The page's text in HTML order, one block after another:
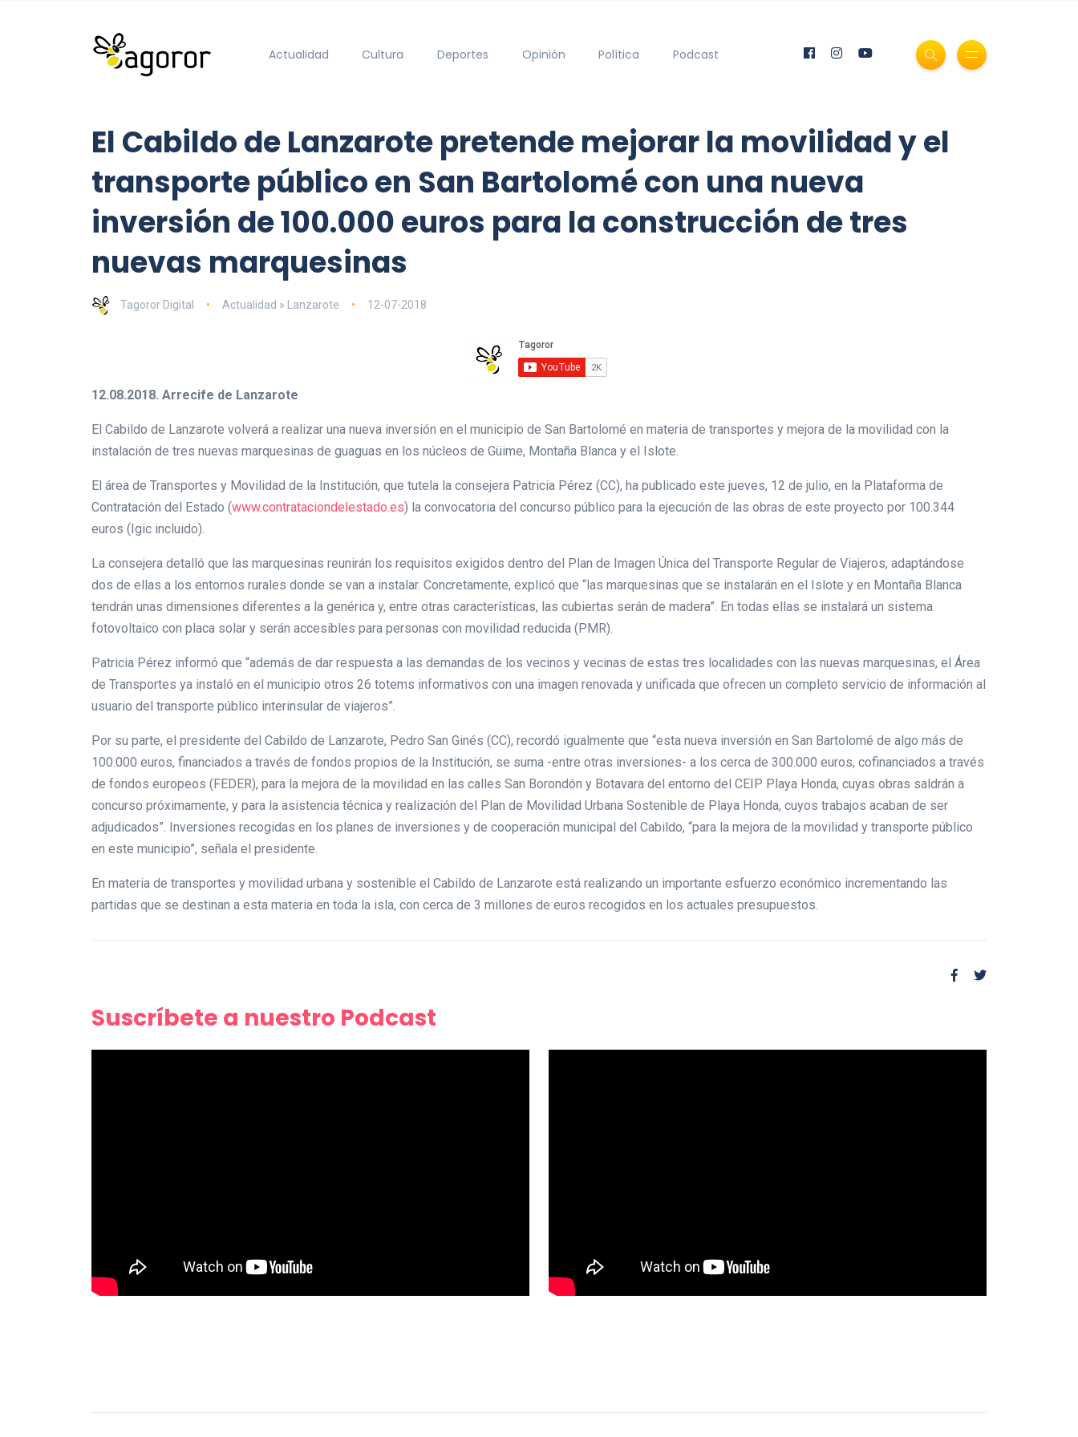
Actualidad Cultura Deportes Opinión Política Podcast
El Cabildo de Lanzarote pretende mejorar la movilidad y el
transporte público en San Bartolomé con una nueva
inversión de 100.000 euros para la construcción de tres
nuevas marquesinas
Tagoror Digital Actualidad » Lanzarote 12-07-2018
12.08.2018. Arrecife de Lanzarote
El Cabildo de Lanzarote volverá a realizar una nueva inversión en el municipio de San Bartolomé en materia de transportes y mejora de la movilidad con la
instalación de tres nuevas marquesinas de guaguas en los núcleos de Güime, Montaña Blanca y el Islote.
El área de Transportes y Movilidad de la Institución, que tutela la consejera Patricia Pérez (CC), ha publicado este jueves, 12 de julio, en la Plataforma de
Contratación del Estado (www.contrataciondelestado.es) la convocatoria del concurso público para la ejecución de las obras de este proyecto por 100.344
euros (Igic incluido).
La consejera detalló que las marquesinas reunirán los requisitos exigidos dentro del Plan de Imagen Única del Transporte Regular de Viajeros, adaptándose
dos de ellas a los entornos rurales donde se van a instalar. Concretamente, explicó que “las marquesinas que se instalarán en el Islote y en Montaña Blanca
tendrán unas dimensiones diferentes a la genérica y, entre otras características, las cubiertas serán de madera”. En todas ellas se instalará un sistema
fotovoltaico con placa solar y serán accesibles para personas con movilidad reducida (PMR).
Patricia Pérez informó que “además de dar respuesta a las demandas de los vecinos y vecinas de estas tres localidades con las nuevas marquesinas, el Área
de Transportes ya instaló en el municipio otros 26 totems informativos con una imagen renovada y unificada que ofrecen un completo servicio de información al
usuario del transporte público interinsular de viajeros”.
Por su parte, el presidente del Cabildo de Lanzarote, Pedro San Ginés (CC), recordó igualmente que “esta nueva inversión en San Bartolomé de algo más de
100.000 euros, financiados a través de fondos propios de la Institución, se suma -entre otras inversiones- a los cerca de 300.000 euros, cofinanciados a través
de fondos europeos (FEDER), para la mejora de la movilidad en las calles San Borondón y Botavara del entorno del CEIP Playa Honda, cuyas obras saldrán a
concurso próximamente, y para la asistencia técnica y realización del Plan de Movilidad Urbana Sostenible de Playa Honda, cuyos trabajos acaban de ser
adjudicados”. Inversiones recogidas en los planes de inversiones y de cooperación municipal del Cabildo, “para la mejora de la movilidad y transporte público
en este municipio”, señala el presidente.
En materia de transportes y movilidad urbana y sostenible el Cabildo de Lanzarote está realizando un importante esfuerzo económico incrementando las
partidas que se destinan a esta materia en toda la isla, con cerca de 3 millones de euros recogidos en los actuales presupuestos.
Suscríbete a nuestro Podcast